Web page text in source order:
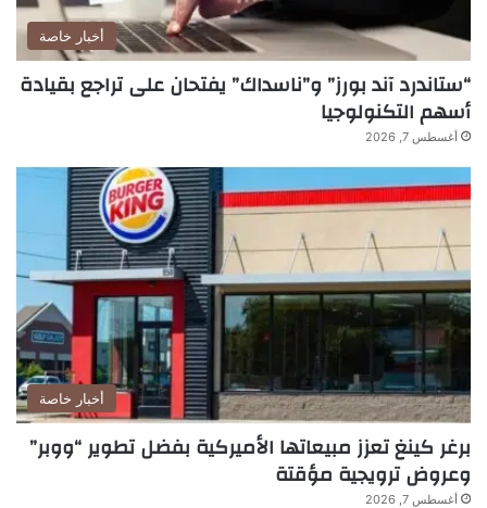
أخبار خاصة
“ستاندرد آند بورز” و”ناسداك” يفتحان على تراجع بقيادة
أسهم التكنولوجيا
أغسطس 7, 2026
أخبار خاصة
برغر كينغ تعزز مبيعاتها الأميركية بفضل تطوير “ووبر”
وعروض ترويجية مؤقتة
أغسطس 7, 2026